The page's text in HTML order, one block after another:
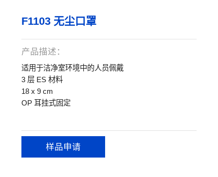
F1103 无尘口罩
产品描述：
适用于洁净室环境中的人员佩戴
3 层 ES 材料
18 x 9 cm
OP 耳挂式固定
样品申请